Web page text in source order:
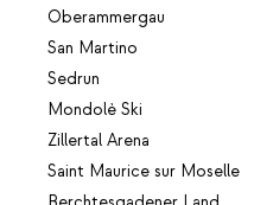
Oberammergau
San Martino
Sedrun
Mondolè Ski
Zillertal Arena
Saint Maurice sur Moselle